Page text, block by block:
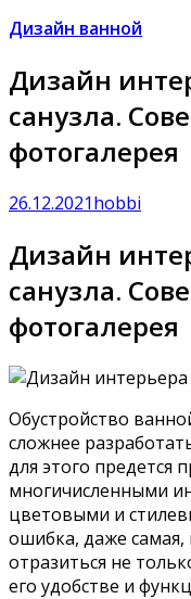
Дизайн ванной
Дизайн
санузла.
фотогалерея
26.12.2021hobbi
Дизайн
санузла.
фотогалерея
Обустройство
сложнее
для этого предется
многичисленными
цветовыми и
ошибка, даже самая,
отразиться не
его удобстве и